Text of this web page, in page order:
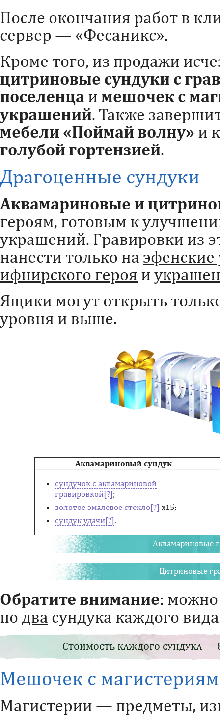
После окончания работ в
сервер — «Фесаникс».
Кроме того, из продажи
цитриновые сундуки с
поселенца и мешочек с
украшений. Также
мебели «Поймай волну» и
голубой гортензией.
Драгоценные сундуки
Аквамариновые и
героям, готовым к
украшений. Гравировки из
нанести только на
ифнирского героя и
Ящики могут открыть
уровня и выше.
Аквамариновый сундук
сундучок с аквамариновой
гравировкой
;
золотое эмалевое стекло
х15;
сундук удачи
.
Аквамариновые
Цитриновые
Обратите внимание: можно
по два сундука каждого
Стоимость каждого сундука —
Мешочек с
Магистерии — предметы,